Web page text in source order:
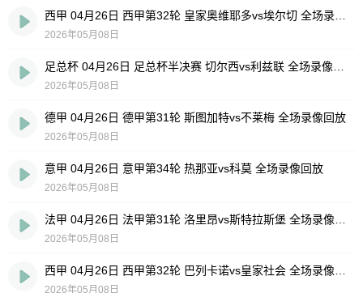
2026年05月08日
2026年05月08日
德甲 04月26日 德甲第31轮 斯图加特vs不莱梅 全场录像回放
2026年05月08日
意甲 04月26日 意甲第34轮 热那亚vs科莫 全场录像回放
2026年05月08日
2026年05月08日
2026年05月08日